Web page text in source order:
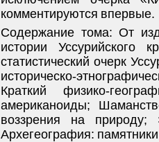
комментируются впервые.
Содержание тома: От
истории Уссурийского
статистический очерк
историческо-­
Краткий физико-
американоиды;
воззрения на природу;
Архегеография: